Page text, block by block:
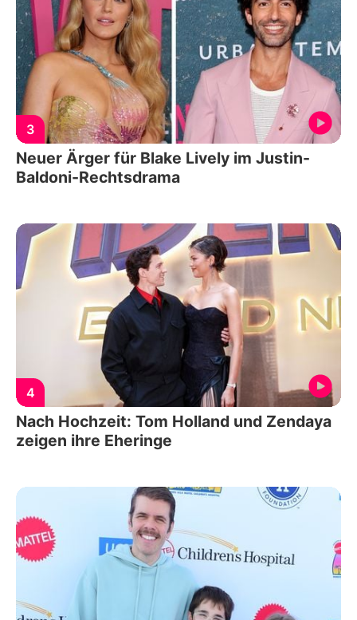
3
Neuer Ärger für Blake Lively im Justin-
Baldoni-Rechtsdrama
4
Nach Hochzeit: Tom Holland und Zendaya
zeigen ihre Eheringe